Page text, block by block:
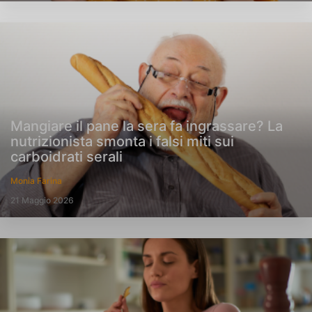
Mangiare il pane la sera fa ingrassare? La
nutrizionista smonta i falsi miti sui
carboidrati serali
Monia Farina
21 Maggio 2026